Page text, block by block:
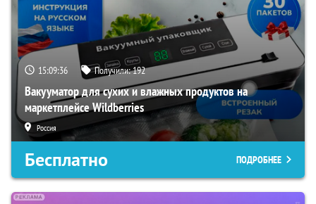
15:09:35 Получили:192
Вакууматор для сухих и влажных продуктов на
маркетплейсе Wildberries
Россия
Бесплатно ПОДРОБНЕЕ